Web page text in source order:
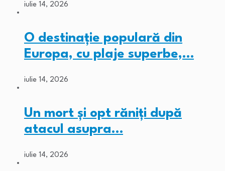
iulie 14, 2026
O destinație populară din
Europa, cu plaje superbe,…
iulie 14, 2026
Un mort și opt răniți după
atacul asupra…
iulie 14, 2026